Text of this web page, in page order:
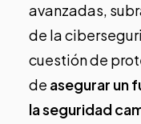
avanzadas,
de la
cuestión de
de asegurar un
la seguridad